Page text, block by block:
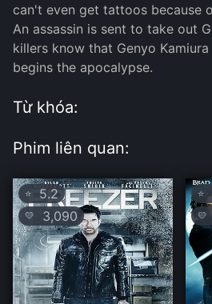
can't even get tattoos because
An assassin is sent to take out
killers know that Genyo
begins the apocalypse.
Từ khóa:
Phim liên quan:
⭐ 5.2
💛 3,090
⭐
💛